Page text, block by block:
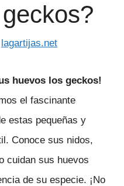
lagartijas.net
huevos los geckos!
el fascinante
estas pequeñas y
Conoce sus nidos,
cuidan sus huevos
de su especie. ¡No